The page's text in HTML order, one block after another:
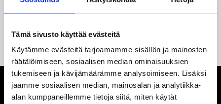
Tämä sivusto käyttää evästeitä
Käytämme evästeitä tarjoamamme sisällön ja mainosten
räätälöimiseen, sosiaalisen median ominaisuuksien
tukemiseen ja kävijämäärämme analysoimiseen. Lisäksi
jaamme sosiaalisen median, mainosalan ja analytiikka-
alan kumppaneillemme tietoja siitä, miten käytät
kahden vuoden sopimuksella